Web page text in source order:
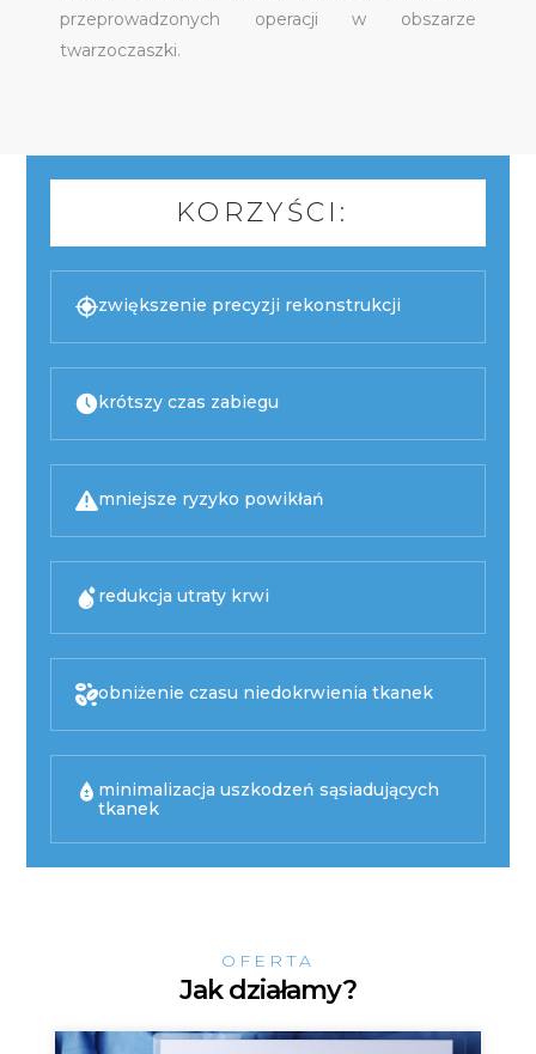
przeprowadzonych operacji w obszarze
twarzoczaszki.
KORZYŚCI:
zwiększenie precyzji rekonstrukcji
krótszy czas zabiegu
mniejsze ryzyko powikłań
redukcja utraty krwi
obniżenie czasu niedokrwienia tkanek
minimalizacja uszkodzeń sąsiadujących
tkanek
OFERTA
Jak działamy?